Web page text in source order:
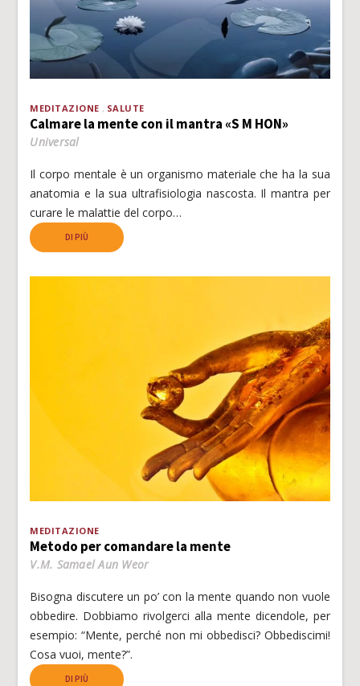
MEDITAZIONE SALUTE
Calmare la mente con il mantra «S M HON»
Universal
Il corpo mentale è un organismo materiale che ha la sua
anatomia e la sua ultrafisiologia nascosta. Il mantra per
curare le malattie del corpo…
DI PIÙ
MEDITAZIONE
Metodo per comandare la mente
V.M. Samael Aun Weor
Bisogna discutere un po’ con la mente quando non vuole
obbedire. Dobbiamo rivolgerci alla mente dicendole, per
esempio: “Mente, perché non mi obbedisci? Obbediscimi!
Cosa vuoi, mente?”.
DI PIÙ